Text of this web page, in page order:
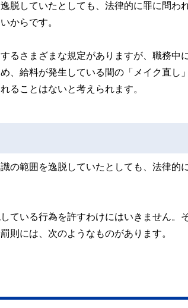
脱していたとしても、法律的に罪に問わ
からです。
るさまざまな規定がありますが、職務中
、給料が発生している間の「メイク直し
ることはないと考えられます。
の範囲を逸脱していたとしても、法律的
ている行為を許すわけにはいきません。
則には、次のようなものがあります。